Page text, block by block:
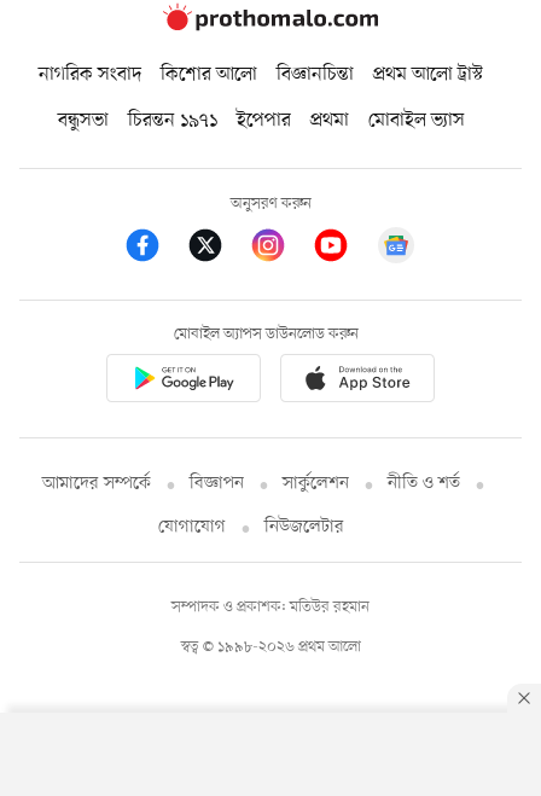
নাগরিক সংবাদ কিশোর আলো বিজ্ঞানচিন্তা
প্রথম আলো ট্রাস্ট
বন্ধুসভা
চিরন্তন ১৯৭১ ইপেপার প্রথমা মোবাইল ভ্যাস
অনুসরণ করুন
মোবাইল অ্যাপস ডাউনলোড করুন
আমাদের সম্পর্কে বিজ্ঞাপন সার্কুলেশন
নীতি ও শর্ত
যোগাযোগ
নিউজলেটার
স্বত্ব © ১৯৯৮-২০২৬ প্রথম আলো
সম্পাদক ও প্রকাশক: মতিউর রহমান